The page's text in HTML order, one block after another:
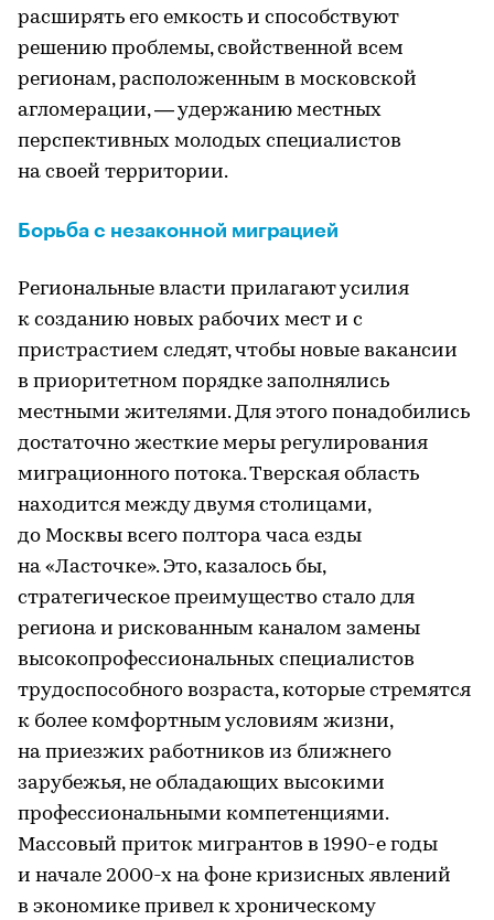
расширять его емкость и способствуют
решению проблемы, свойственной всем
регионам, расположенным в московской
агломерации, — удержанию местных
перспективных молодых специалистов
на своей территории.
Борьба с незаконной миграцией
Региональные власти прилагают усилия
к созданию новых рабочих мест и с
пристрастием следят, чтобы новые вакансии
в приоритетном порядке заполнялись
местными жителями. Для этого понадобились
достаточно жесткие меры регулирования
миграционного потока. Тверская область
находится между двумя столицами,
до Москвы всего полтора часа езды
на «Ласточке». Это, казалось бы,
стратегическое преимущество стало для
региона и рискованным каналом замены
высокопрофессиональных специалистов
трудоспособного возраста, которые стремятся
к более комфортным условиям жизни,
на приезжих работников из ближнего
зарубежья, не обладающих высокими
профессиональными компетенциями.
Массовый приток мигрантов в 1990-е годы
и начале 2000-х на фоне кризисных явлений
в экономике привел к хроническому